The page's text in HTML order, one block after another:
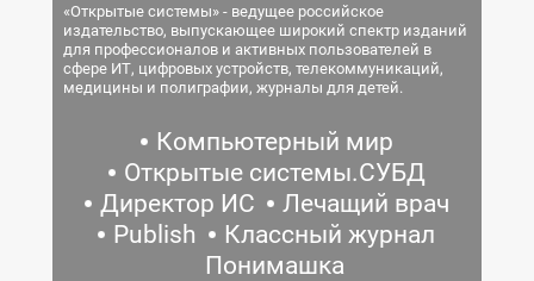
«Открытые системы» - ведущее российское
издательство, выпускающее широкий спектр изданий
для профессионалов и активных пользователей в
сфере ИТ, цифровых устройств, телекоммуникаций,
медицины и полиграфии, журналы для детей.
Компьютерный мир
Открытые системы.СУБД
Директор ИС
Лечащий врач
Publish
Классный журнал
Понимашка